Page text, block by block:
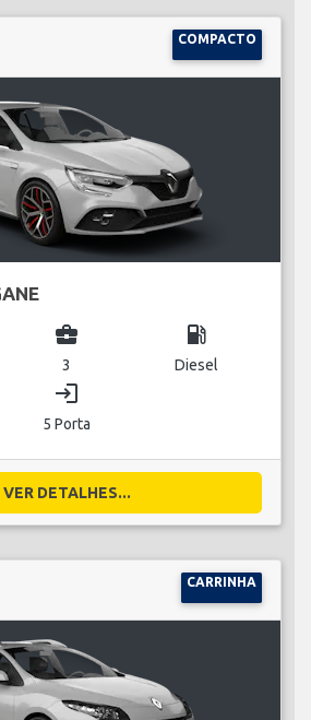
COMPACTO
business_center
3
local_gas_station
Diesel
login
5 Porta
VER DETALHES...
CARRINHA